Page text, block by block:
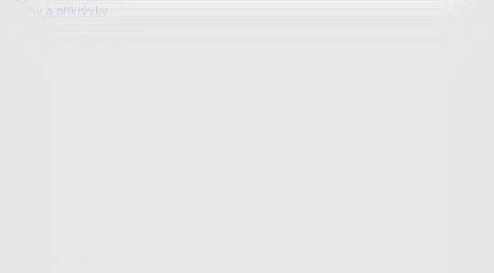
Peřiny a přikrývky